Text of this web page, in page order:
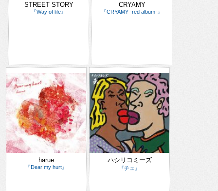
STREET STORY
『Way of life』
CRYAMY
『CRYAMY -red album-』
harue
『Dear my hurt』
ハシリコミーズ
『チェ』